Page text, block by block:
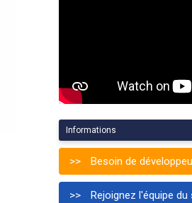
Informations
Besoin de
Rejoignez l'équipe du